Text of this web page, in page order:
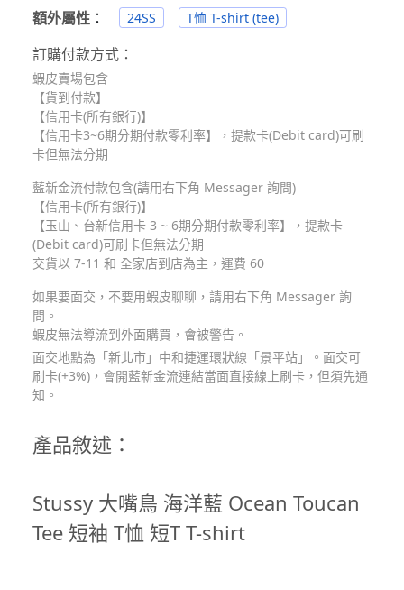
額外屬性 ： 24SS T恤 T-shirt (tee)
訂購付款方式：
蝦皮賣場包含
【貨到付款】
【信用卡(所有銀行)】
【信用卡3~6期分期付款零利率】，提款卡(Debit card)可刷
卡但無法分期
藍新金流付款包含(請用右下角 Messager 詢問)
【信用卡(所有銀行)】
【玉山、台新信用卡 3 ~ 6期分期付款零利率】，提款卡
(Debit card)可刷卡但無法分期
交貨以 7-11 和 全家店到店為主，運費 60
如果要面交，不要用蝦皮聊聊，請用右下角 Messager 詢
問。
蝦皮無法導流到外面購買，會被警告。
面交地點為「新北市」中和捷運環狀線「景平站」。面交可
刷卡(+3%)，會開藍新金流連結當面直接線上刷卡，但須先通
知。
產品敘述：
Stussy 大嘴鳥 海洋藍 Ocean Toucan
Tee 短袖 T恤 短T T-shirt